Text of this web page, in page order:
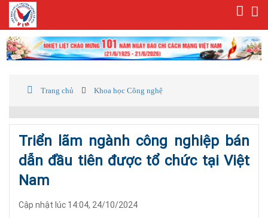
Trang chủ Khoa học Công nghệ
Triển lãm ngành công nghiệp bán
dẫn đầu tiên được tổ chức tại Việt
Nam
Cập nhật lúc 14:04, 24/10/2024